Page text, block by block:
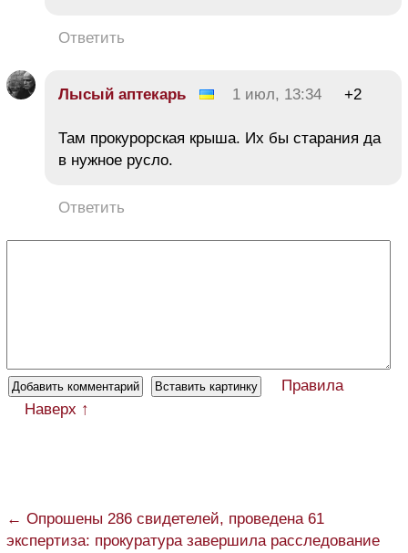
Ответить
Лысый аптекарь 1 июл, 13:34 +2
Там прокурорская крыша. Их бы старания да
в нужное русло.
Ответить
Правила
Наверх ↑
← Опрошены 286 свидетелей, проведена 61
экспертиза: прокуратура завершила расследование